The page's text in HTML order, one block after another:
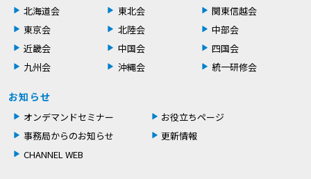
北海道会 東北会
関東信越会
東京会
北陸会
中部会
近畿会
中国会
四国会
九州会
沖縄会 統一研修会
お知らせ
オンデマンドセミナー
お役立ちページ
事務局からのお知らせ
更新情報
CHANNEL WEB